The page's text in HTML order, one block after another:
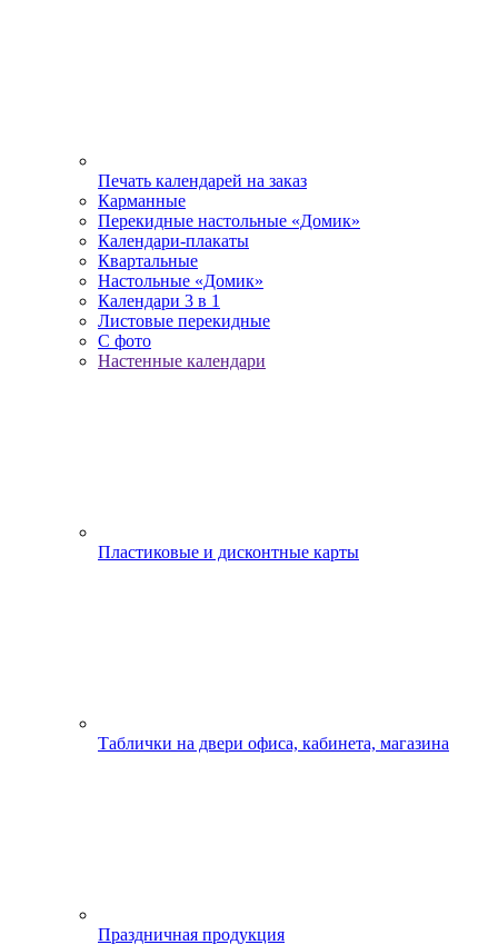
Печать календарей на заказ
Карманные
Перекидные настольные «Домик»
Календари-плакаты
Квартальные
Настольные «Домик»
Календари 3 в 1
Листовые перекидные
С фото
Настенные календари
Пластиковые и дисконтные карты
Таблички на двери офиса, кабинета, магазина
Праздничная продукция